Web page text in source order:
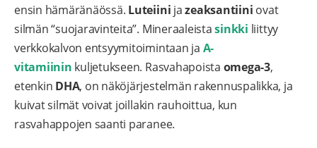
ensin hämäränäössä. Luteiini jazeaksantiini ovat
silmän “suojaravinteita”. Mineraaleistasinkki liittyy
verkkokalvon entsyymitoimintaan ja A-
vitamiinin kuljetukseen. Rasvahapoista omega-3,
etenkin DHA, on näköjärjestelmän rakennuspalikka, ja
kuivat silmät voivat joillakin rauhoittua, kun
rasvahappojen saanti paranee.